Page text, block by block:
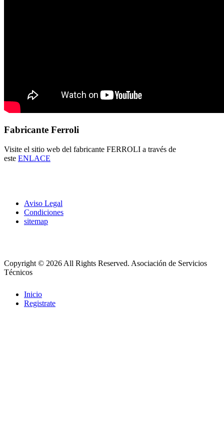
Fabricante Ferroli
Visite el sitio web del fabricante FERROLI a través de
este ENLACE
Aviso Legal
Condiciones
sitemap
Copyright © 2026 All Rights Reserved. Asociación de Servicios
Técnicos
Inicio
Registrate